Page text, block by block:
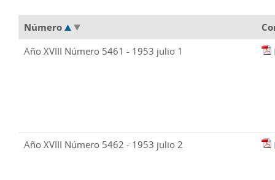
Número
Año XVIII Número 5461 - 1953 julio 1
Año XVIII Número 5462 - 1953 julio 2